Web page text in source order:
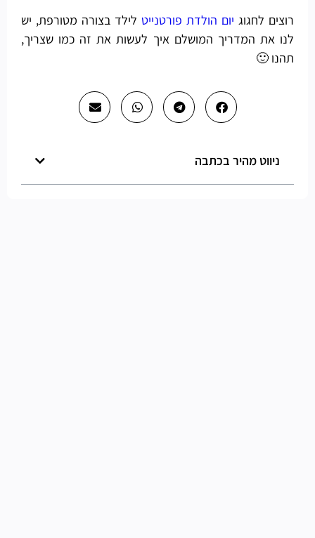
רוצים לחגוג יום הולדת פורטנייט לילד בצורה מטורפת, יש
לנו את המדריך המושלם איך לעשות את זה כמו שצריך,
תהנו 🙂
ניווט מהיר בכתבה